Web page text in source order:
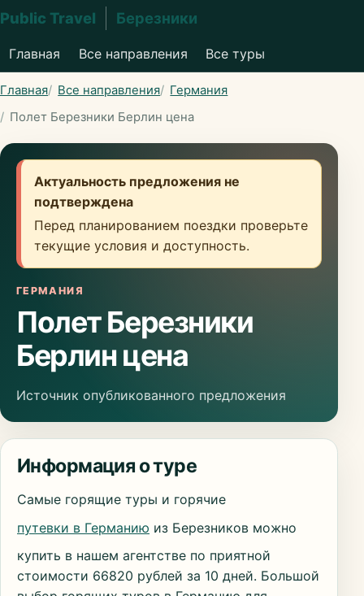
Public Travel Березники
Главная Все направления Все туры
Главная Все направления
Германия
Полет Березники Берлин цена
Актуальность предложения не
подтверждена
Перед планированием поездки проверьте
текущие условия и доступность.
ГЕРМАНИЯ
Полет Березники
Берлин цена
Источник опубликованного предложения
Информация о туре
Самые горящие туры и горячие
путевки в Германию из Березников можно
купить в нашем агентстве по приятной
стоимости 66820 рублей за 10 дней. Большой